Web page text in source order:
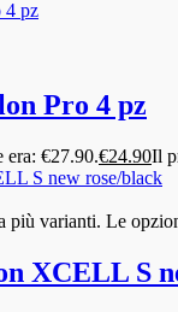
Pro 4 pz
era: €27.90.€24.90Il
più varianti. Le
XCELL S